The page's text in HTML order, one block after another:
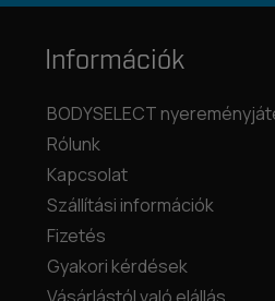
Információk
BODYSELECT
Rólunk
Kapcsolat
Szállítási információk
Fizetés
Gyakori kérdések